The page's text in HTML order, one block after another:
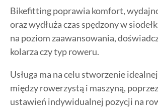
Bikefitting poprawia komfort,
oraz wydłuża czas spędzony w
na poziom zaawansowania,
kolarza czy typ roweru.
Usługa ma na celu stworzenie
między rowerzystą i maszyną,
ustawień indywidualnej pozycji na